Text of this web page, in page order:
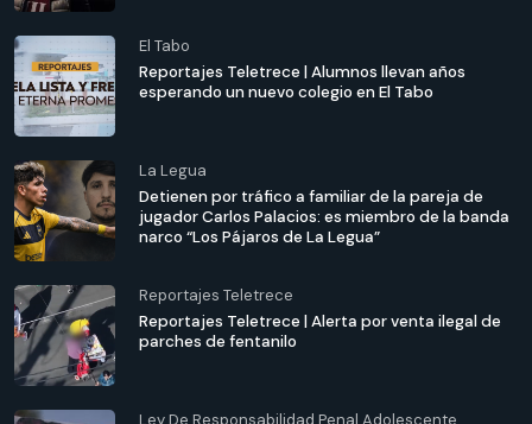
El Tabo
Reportajes Teletrece | Alumnos llevan años
esperando un nuevo colegio en El Tabo
La Legua
Detienen por tráfico a familiar de la pareja de
jugador Carlos Palacios: es miembro de la banda
narco “Los Pájaros de La Legua”
Reportajes Teletrece
Reportajes Teletrece | Alerta por venta ilegal de
parches de fentanilo